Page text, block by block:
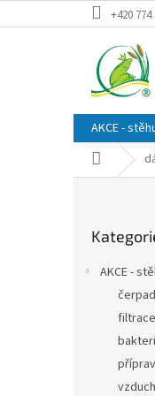
na
+420 774
AKCE -
Domů
kategorie
AKCE -